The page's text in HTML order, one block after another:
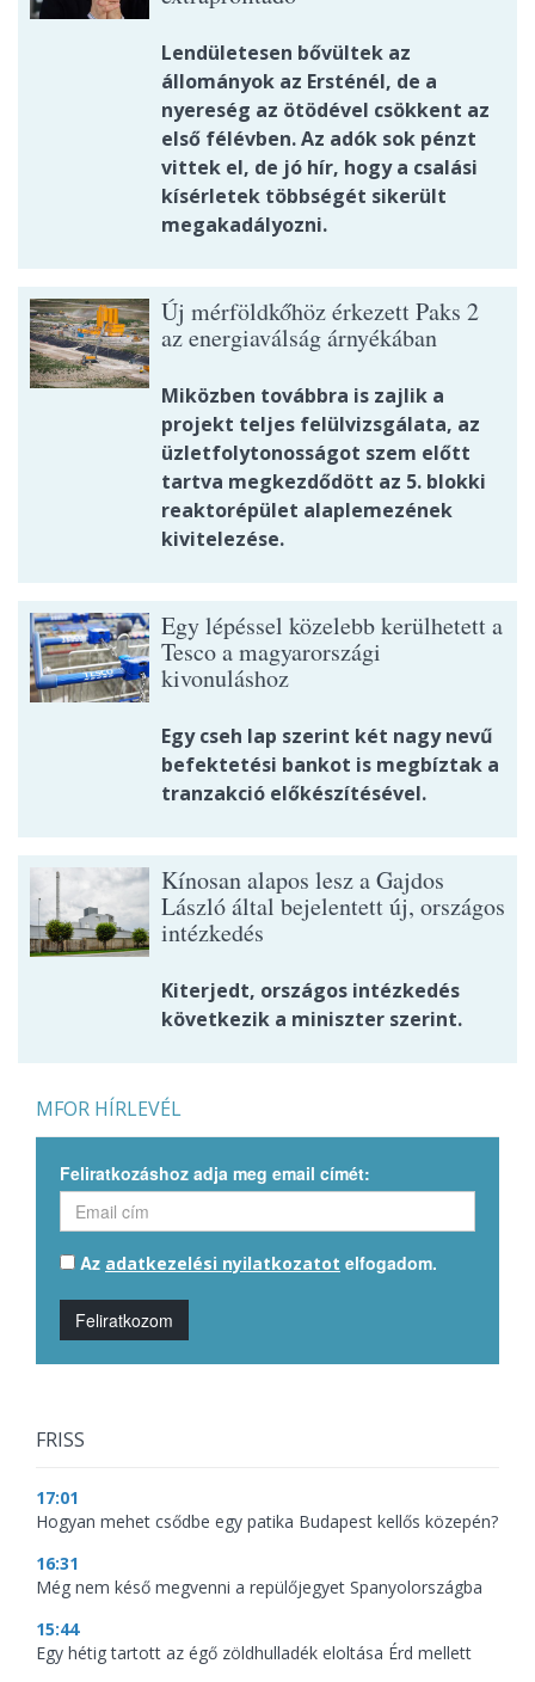
Lendületesen bővültek az
állományok az Ersténél, de a
nyereség az ötödével csökkent az
első félévben. Az adók sok pénzt
vittek el, de jó hír, hogy a csalási
kísérletek többségét sikerült
megakadályozni.
Új mérföldkőhöz érkezett Paks 2
az energiaválság árnyékában
Miközben továbbra is zajlik a
projekt teljes felülvizsgálata, az
üzletfolytonosságot szem előtt
tartva megkezdődött az 5. blokki
reaktorépület alaplemezének
kivitelezése.
Egy lépéssel közelebb kerülhetett a
Tesco a magyarországi
kivonuláshoz
Egy cseh lap szerint két nagy nevű
befektetési bankot is megbíztak a
tranzakció előkészítésével.
Kínosan alapos lesz a Gajdos
László által bejelentett új, országos
intézkedés
Kiterjedt, országos intézkedés
következik a miniszter szerint.
MFOR HÍRLEVÉL
Feliratkozáshoz adja meg email címét:
Az adatkezelési nyilatkozatot elfogadom.
Feliratkozom
FRISS
17:01
Hogyan mehet csődbe egy patika Budapest kellős közepén?
16:31
Még nem késő megvenni a repülőjegyet Spanyolországba
15:44
Egy hétig tartott az égő zöldhulladék eloltása Érd mellett